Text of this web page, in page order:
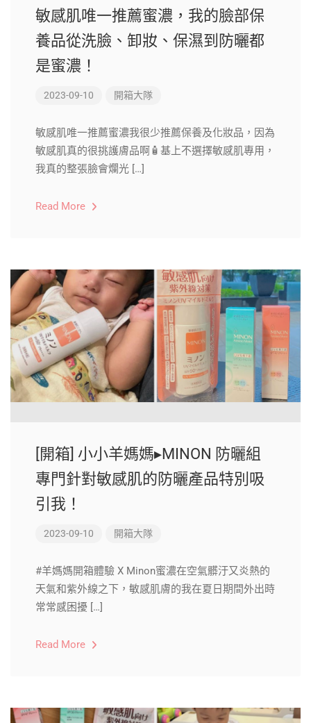
敏感肌唯一推薦蜜濃，我的臉部保
養品從洗臉、卸妝、保濕到防曬都
是蜜濃！
2023-09-10 開箱大隊
敏感肌唯一推薦蜜濃我很少推薦保養及化妝品，因為
敏感肌真的很挑護膚品啊🧴基上不選擇敏感肌專用，
我真的整張臉會爛光 […]
Read More
[開箱] 小小羊媽媽▸MINON 防曬組
專門針對敏感肌的防曬產品特別吸
引我！
2023-09-10 開箱大隊
#羊媽媽開箱體驗 X Minon蜜濃在空氣髒汙又炎熱的
天氣和紫外線之下，敏感肌膚的我在夏日期間外出時
常常感困擾 […]
Read More